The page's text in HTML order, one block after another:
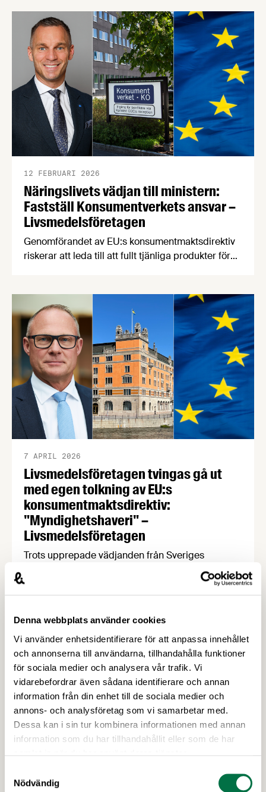
Denna webbplats använder cookies
Vi använder enhetsidentifierare för att anpassa innehållet
och annonserna till användarna, tillhandahålla funktioner
för sociala medier och analysera vår trafik. Vi
vidarebefordrar även sådana identifierare och annan
information från din enhet till de sociala medier och
annons- och analysföretag som vi samarbetar med.
Dessa kan i sin tur kombinera informationen med annan
information som du har tillhandahållit eller som de har
Nödvändig
Näringslivets vädjan till ministern:
Fastställ Konsumentverkets ansvar –
Livsmedelsföretagen
12 FEBRUARI 2026
Genomförandet av EU:s konsumentmaktsdirektiv
riskerar att leda till att fullt tjänliga produkter för
näringslivsorganisationer begär nu att
civilminister Erik Slottner ingriper.
Livsmedelsföretagen tvingas gå ut
med egen tolkning av EU:s
konsumentmaktsdirektiv:
"Myndighetshaveri" –
Livsmedelsföretagen
7 APRIL 2026
Trots upprepade vädjanden från Sveriges
Konsumentverket att ta ansvar för genomförandet
av EU:s konsumentmaktsdirektiv. Konsekvensen
miljoner kronor måste kasseras. Nu går
Livsmedelsföretagen ut med en egen bedömning
av rättsläget till sina 750 medlemsföretag. EU:s
konsumentmaktsdirektiv har ett gott syfte.
Sverige rustar – men